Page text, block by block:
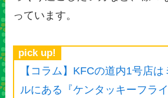
っています。
pick up!
【コラム】KFCの道内1号店
ルにある『ケンタッキーフラ